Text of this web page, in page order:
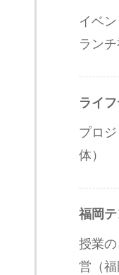
イベ
ランチ
ライ
プロ
体）
福岡
授業
営（福